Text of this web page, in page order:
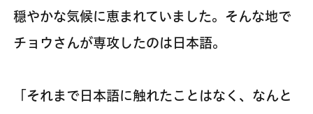
穏やかな気候に恵まれていました。そんな地で
チョウさんが専攻したのは日本語。
「それまで日本語に触れたことはなく、なんと